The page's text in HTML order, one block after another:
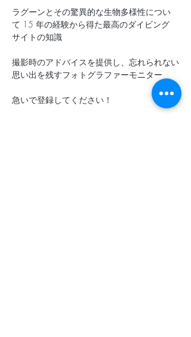
ラグーンとその驚異的な生物多様性につい
て 15 年の経験から得た最高のダイビング
サイトの知識
撮影時のアドバイスを提供し、忘れられない
思い出を残すフォトグラファーモニター
急いで登録してください！